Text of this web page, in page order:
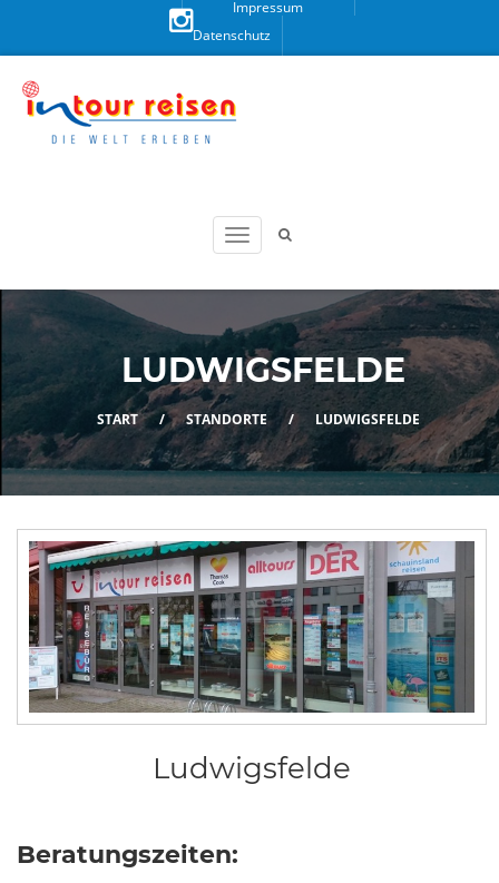
Sie uns
auf
Impressum
Datenschutz
LUDWIGSFELDE
START / STANDORTE / LUDWIGSFELDE
Ludwigsfelde
Beratungszeiten: